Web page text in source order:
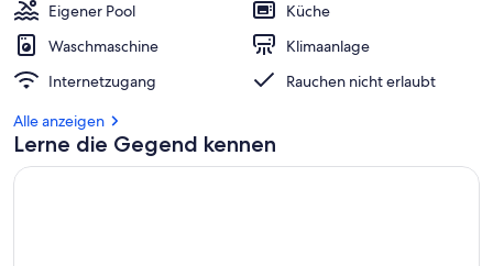
Eigener Pool
Küche
Waschmaschine
Klimaanlage
Internetzugang
Rauchen nicht erlaubt
Alle anzeigen
Lerne die Gegend kennen